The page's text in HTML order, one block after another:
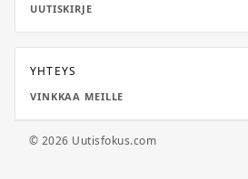
UUTISKIRJE
YHTEYS
VINKKAA MEILLE
© 2026 Uutisfokus.com